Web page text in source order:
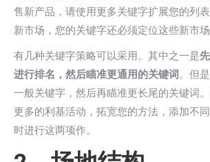
售新产品，请使用更多关键字扩展您的列
新市场，您的关键字还必须定位这些新市场
有几种关键字策略可以采用。其中之一是
进行排名，然后瞄准更通用的关键词。但
一般关键字，然后再瞄准更长尾的关键词
更多的利基活动，拓宽您的方法，添加不
时进行这两项作。